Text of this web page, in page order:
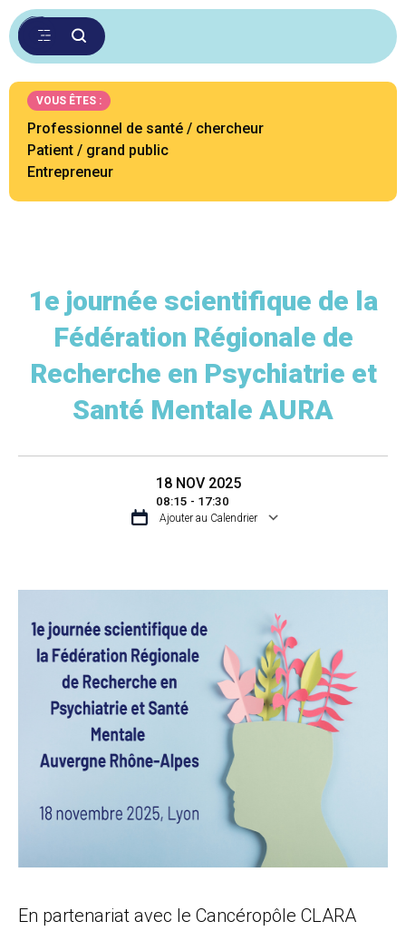
VOUS ÊTES :
Professionnel de santé / chercheur
Patient / grand public
Entrepreneur
1e journée scientifique de la
Fédération Régionale de
Recherche en Psychiatrie et
Santé Mentale AURA
18 NOV 2025
08:15 - 17:30
Ajouter au Calendrier
En partenariat avec le Cancéropôle CLARA